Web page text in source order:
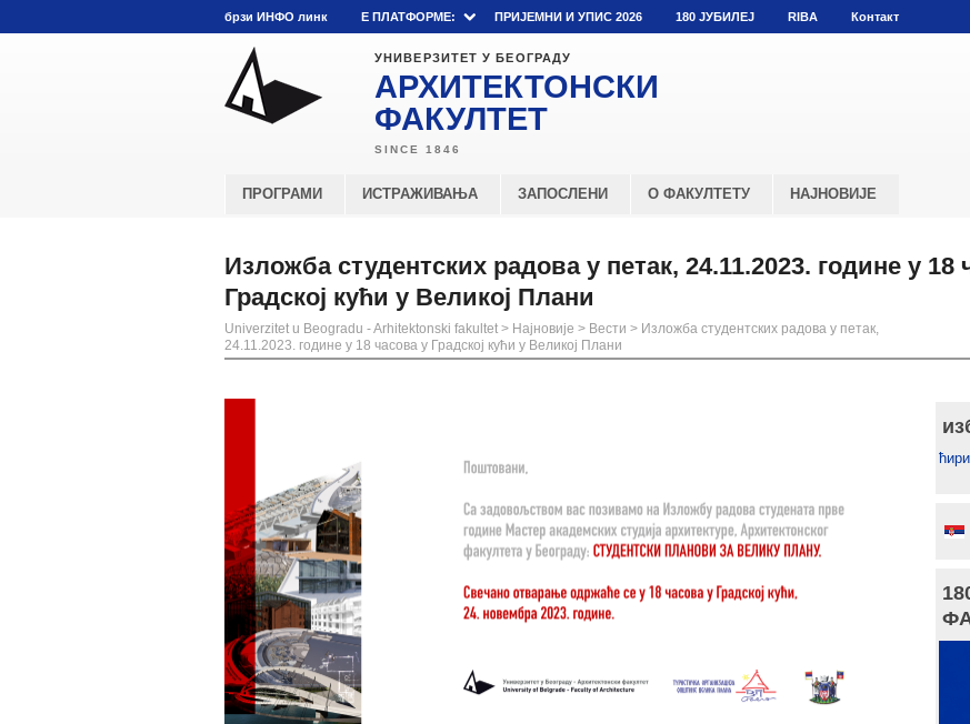
брзи ИНФО линк E ПЛАТФОРМЕ: ПРИЈЕМНИ И УПИС 2026 180 ЈУБИЛЕЈ RIBA Контакт
УНИВЕРЗИТЕТ У БЕОГРАДУ
АРХИТЕКТОНСКИ
ФАКУЛТЕТ
ПРОГРАМИ ИСТРАЖИВАЊА ЗАПОСЛЕНИ О ФАКУЛТЕТУ НАЈНОВИЈЕ
Изложба студентских радова у петак, 24.11.2023. године у 18
Градској кући у Великој Плани
Univerzitet u Beogradu - Arhitektonski fakultet > Најновије > Вести > Изложба студентских радова у петак,
24.11.2023. године у 18 часова у Градској кући у Великој Плани